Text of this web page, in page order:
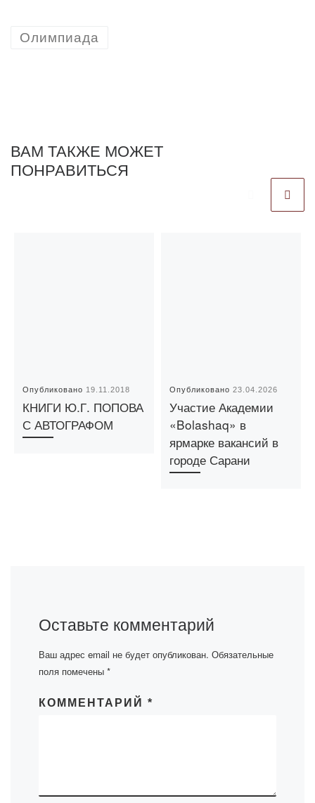
Олимпиада
ВАМ ТАКЖЕ МОЖЕТ
ПОНРАВИТЬСЯ
Опубликовано 19.11.2018
КНИГИ Ю.Г. ПОПОВА
С АВТОГРАФОМ
Опубликовано23.04.2026
Участие Академии
«Bolashaq» в
ярмарке вакансий в
городе Сарани
Оставьте комментарий
Ваш адрес email не будет опубликован. Обязательные
поля помечены *
КОММЕНТАРИЙ *